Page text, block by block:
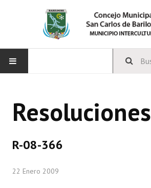
CONCEJO
Resoluciones
R-08-366
22 Enero 2009